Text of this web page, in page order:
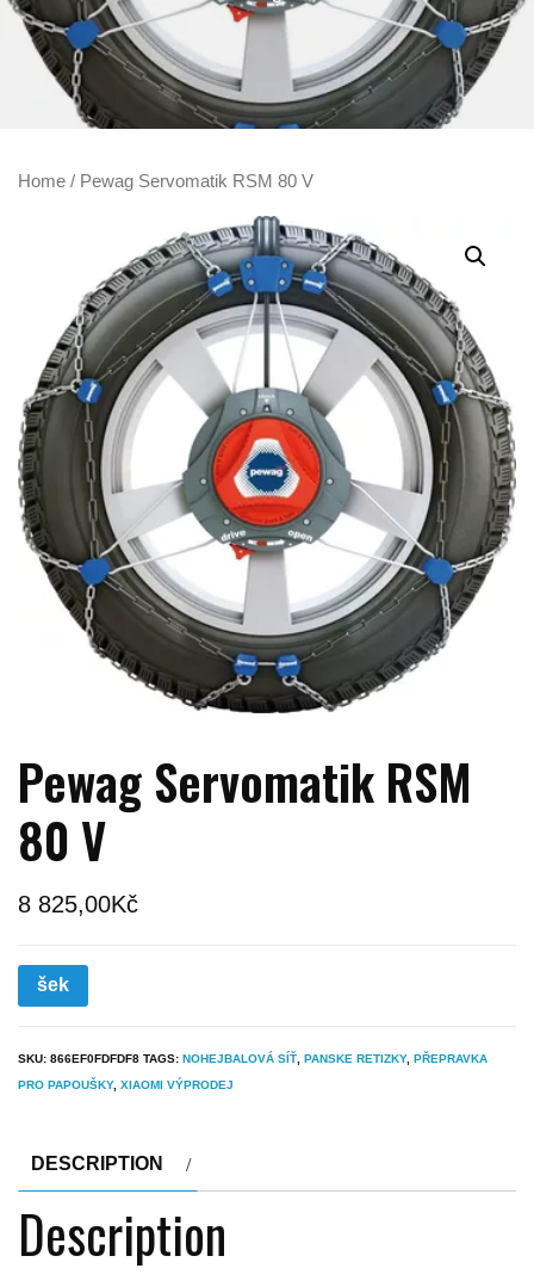
Home / Pewag Servomatik RSM 80 V
Pewag Servomatik RSM
80 V
8 825,00Kč
šek
SKU: 866EF0FDFDF8 TAGS: NOHEJBALOVÁ SÍŤ, PANSKE RETIZKY, PŘEPRAVKA
PRO PAPOUŠKY, XIAOMI VÝPRODEJ
DESCRIPTION
Description